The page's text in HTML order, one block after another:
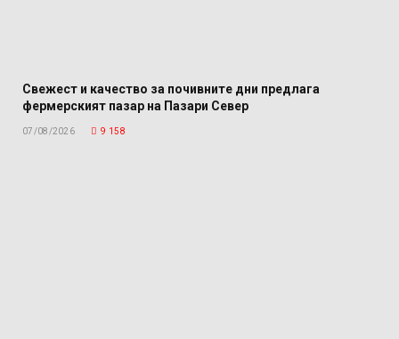
Свежест и качество за почивните дни предлага
фермерският пазар на Пазари Север
07/08/2026 9 158